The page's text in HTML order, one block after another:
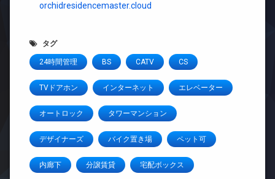
orchidresidencemaster.cloud
タグ
24時間管理 BS CATV CS
TVドアホン インターネット エレベーター
オートロック タワーマンション
デザイナーズ バイク置き場 ペット可
内廊下 分譲賃貸 宅配ボックス